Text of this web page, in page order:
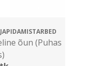
õun (Puhas